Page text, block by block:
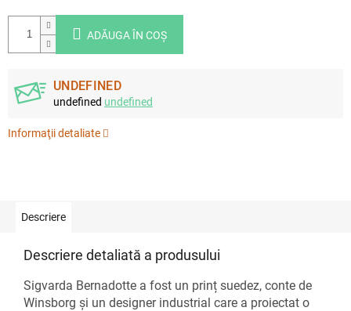
ADĂUGA ÎN COŞ
UNDEFINED
undefined undefined
Informaţii detaliate
Descriere
Descriere detaliată a produsului
Sigvarda Bernadotte a fost un prinț suedez, conte de
Winsborg și un designer industrial care a proiectat o